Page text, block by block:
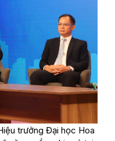
trưởng Đại học Hoa